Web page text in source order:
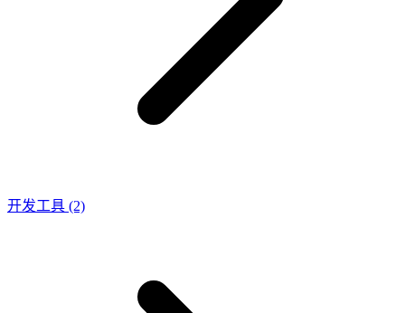
开发工具 (2)